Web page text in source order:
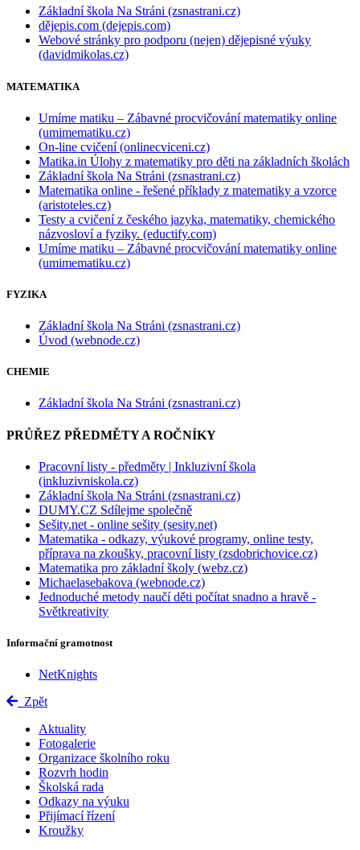
Základní škola Na Stráni (zsnastrani.cz)
dějepis.com (dejepis.com)
Webové stránky pro podporu (nejen) dějepisné výuky
(davidmikolas.cz)
MATEMATIKA
Umíme matiku – Zábavné procvičování matematiky online
(umimematiku.cz)
On-line cvičení (onlinecviceni.cz)
Matika.in Úlohy z matematiky pro děti na základních školách
Základní škola Na Stráni (zsnastrani.cz)
Matematika online - řešené příklady z matematiky a vzorce
(aristoteles.cz)
Testy a cvičení z českého jazyka, matematiky, chemického
názvosloví a fyziky. (eductify.com)
Umíme matiku – Zábavné procvičování matematiky online
(umimematiku.cz)
FYZIKA
Základní škola Na Stráni (zsnastrani.cz)
Úvod (webnode.cz)
CHEMIE
Základní škola Na Stráni (zsnastrani.cz)
PRŮŘEZ PŘEDMĚTY A ROČNÍKY
Pracovní listy - předměty | Inkluzivní škola
(inkluzivniskola.cz)
Základní škola Na Stráni (zsnastrani.cz)
DUMY.CZ Sdílejme společně
Sešity.net - online sešity (sesity.net)
Matematika - odkazy, výukové programy, online testy,
příprava na zkoušky, pracovní listy (zsdobrichovice.cz)
Matematika pro základní školy (webz.cz)
Michaelasebakova (webnode.cz)
Jednoduché metody naučí děti počítat snadno a hravě -
Světkreativity
Informační gramotnost
NetKnights
Zpět
Aktuality
Fotogalerie
Organizace školního roku
Rozvrh hodin
Školská rada
Odkazy na výuku
Přijímací řízení
Kroužky